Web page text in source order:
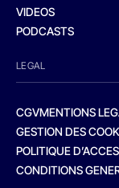
VIDEOS
PODCASTS
LEGAL
CGVMENTIONS
GESTION DES
POLITIQUE
CONDITIONS